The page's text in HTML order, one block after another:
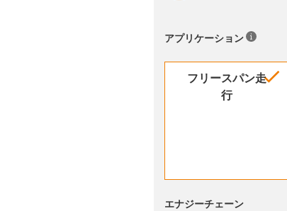
アプリケーション
フリースパン走
行
エナジーチェーン